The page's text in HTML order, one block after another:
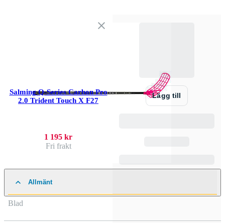
Salming Q-Series Carbon Pro
2.0 Trident Touch X F27
1 195 kr
Fri frakt
Lägg till
Allmänt
Blad